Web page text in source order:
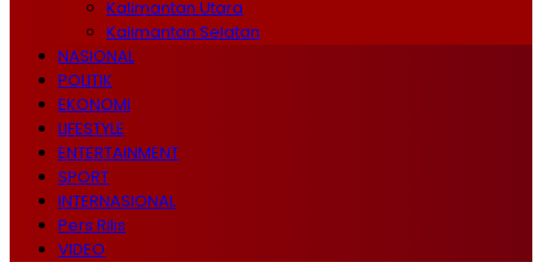
Kalimantan Utara
Kalimantan Selatan
NASIONAL
POLITIK
EKONOMI
LIFESTYLE
ENTERTAINMENT
SPORT
INTERNASIONAL
Pers Rilis
VIDEO